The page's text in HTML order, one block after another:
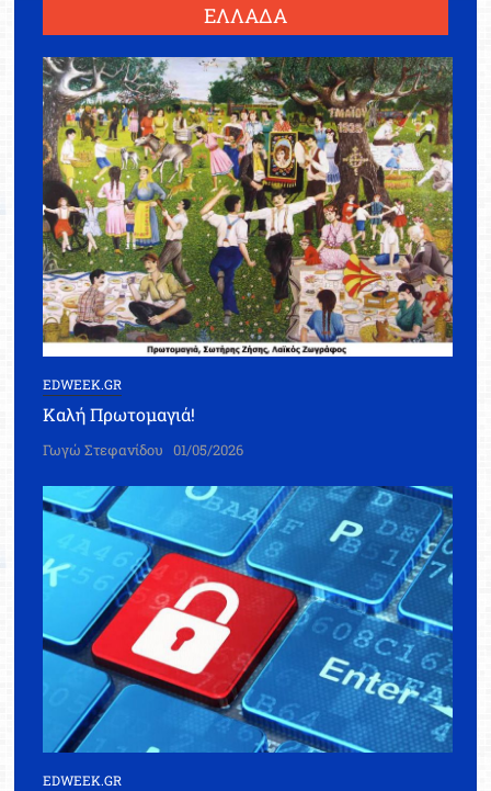
ΕΛΛΑΔΑ
EDWEEK.GR
Καλή Πρωτομαγιά!
Γωγώ Στεφανίδου 01/05/2026
EDWEEK.GR